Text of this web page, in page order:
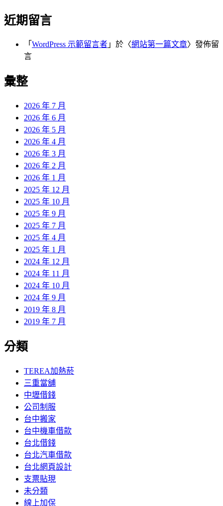
近期留言
「 WordPress 示範留言者 」於〈網站第一篇文章〉發佈留
言
彙整
2026 年 7 月
2026 年 6 月
2026 年 5 月
2026 年 4 月
2026 年 3 月
2026 年 2 月
2026 年 1 月
2025 年 12 月
2025 年 10 月
2025 年 9 月
2025 年 7 月
2025 年 4 月
2025 年 1 月
2024 年 12 月
2024 年 11 月
2024 年 10 月
2024 年 9 月
2019 年 8 月
2019 年 7 月
分類
TEREA加熱菸
三重當舖
中壢借錢
公司制服
台中搬家
台中機車借款
台北借錢
台北汽車借款
台北網頁設計
支票貼現
未分類
線上加保